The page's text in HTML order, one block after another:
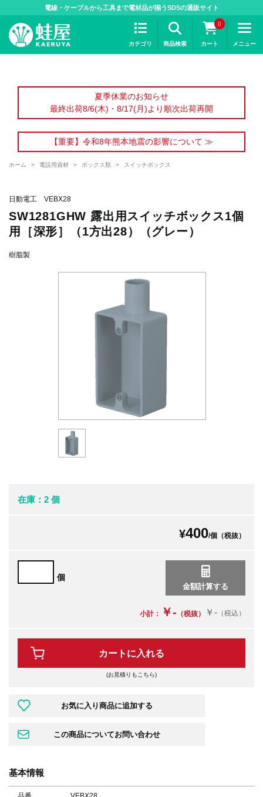
電線・ケーブルから工具まで電材品が揃うSDSの通販サイト
カテゴリ 商品検索
0
カート メニュー
夏季休業のお知らせ
最終出荷8/6(木)・8/17(月)より順次出荷再開
【重要】令和8年熊本地震の影響について ≫
ホーム > 電設用資材 > ボックス類 > スイッチボックス
日動電工 VEBX28
SW1281GHW 露出用スイッチボックス1個
用［深形］（1方出28）（グレー）
樹脂製
在庫：2 個
¥400/個（税抜）
個
小計： ￥- （税抜） ￥- （税込）
カートに入れる
(お見積りもこちら)
基本情報